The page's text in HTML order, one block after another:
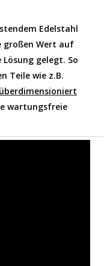
Edelstahl
großen Wert auf
gelegt. So
Teile wie z.B.
überdimensioniert
wartungsfreie